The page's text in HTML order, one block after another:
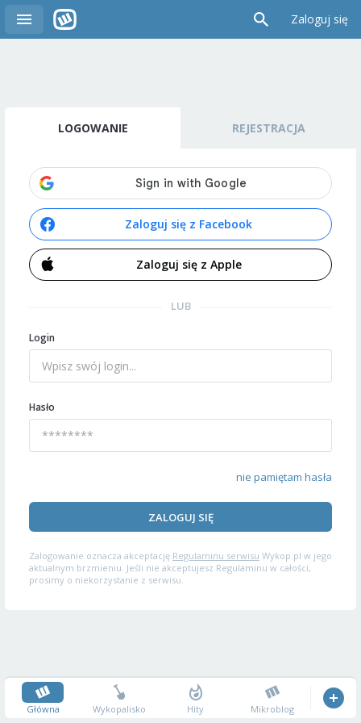
Zaloguj się
LOGOWANIE REJESTRACJA
Zaloguj się z Facebook
Zaloguj się z Apple
LUB
Login
Hasło
nie pamiętam hasła
ZALOGUJ SIĘ
Zalogowanie oznacza akceptację Regulaminu serwisu Wykop.pl w jego
aktualnym brzmieniu. Jeśli nie akceptujesz Regulaminu w całości,
prosimy o niekorzystanie z serwisu.
Główna Wykopalisko Hity Mikroblog